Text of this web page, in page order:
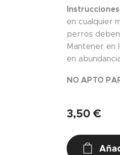
en cualquier
perros
Mantener en
en
NO APTO
3,50 €